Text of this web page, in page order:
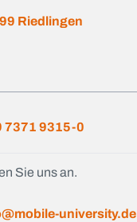
Riedlingen
7371 9315-0
Sie uns an.
university.de